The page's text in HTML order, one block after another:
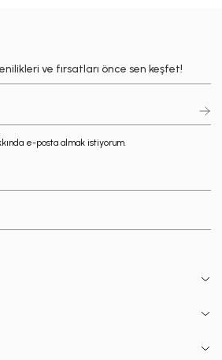
ve fırsatları önce sen keşfet!
e-posta almak istiyorum.